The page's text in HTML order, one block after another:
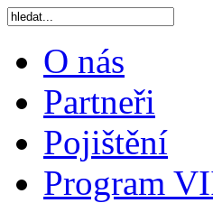
O nás
Partneři
Pojištění
Program